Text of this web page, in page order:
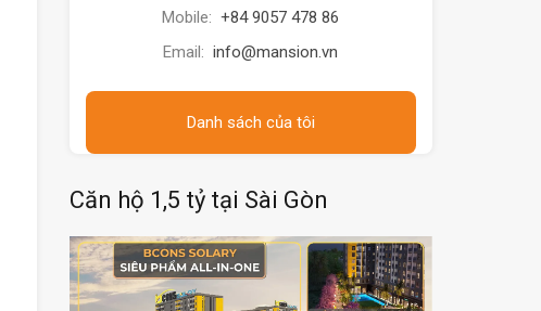
Mobile: +84 9057 478 86
Email: info@mansion.vn
Danh sách của tôi
Căn hộ 1,5 tỷ tại Sài Gòn